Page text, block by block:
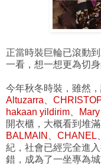
正當時裝巨輪已滾動
一看，想一想更為切
今年秋冬時裝，雖然
Altuzarra
hakaan yildirim
開衣櫃，大概看到堆
BALMAIN
CHANEL
紀，社會已經完全進
錯，成為了一坐專為